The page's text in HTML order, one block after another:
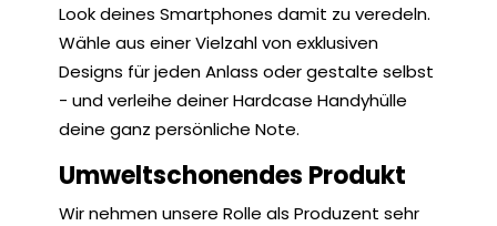
Look deines Smartphones damit zu veredeln.
Wähle aus einer Vielzahl von exklusiven
Designs für jeden Anlass oder gestalte selbst
- und verleihe deiner Hardcase Handyhülle
deine ganz persönliche Note.
Umweltschonendes Produkt
Wir nehmen unsere Rolle als Produzent sehr